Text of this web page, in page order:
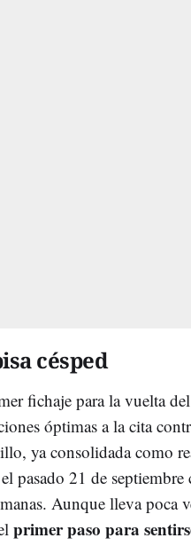
césped
fichaje para la vuelta
óptimas a la cita
ya consolidada como
el pasado 21 de
Aunque lleva poca
primer paso para